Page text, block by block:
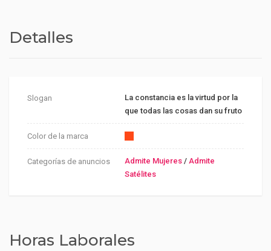
Detalles
Slogan
La constancia es la virtud por la
que todas las cosas dan su fruto
Color de la marca
Categorías de anuncios Admite Mujeres /Admite
Satélites
Horas Laborales